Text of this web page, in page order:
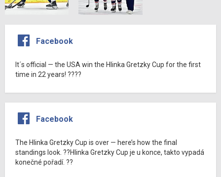
Facebook
It´s official — the USA win the Hlinka Gretzky Cup for the first
time in 22 years! ????
Facebook
The Hlinka Gretzky Cup is over — here’s how the final
standings look. ??Hlinka Gretzky Cup je u konce, takto vypadá
konečné pořadí. ??